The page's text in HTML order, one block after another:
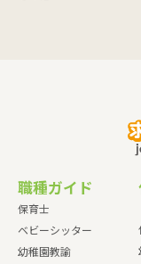
職種ガイド
保育士
ベビーシッター
幼稚園教諭